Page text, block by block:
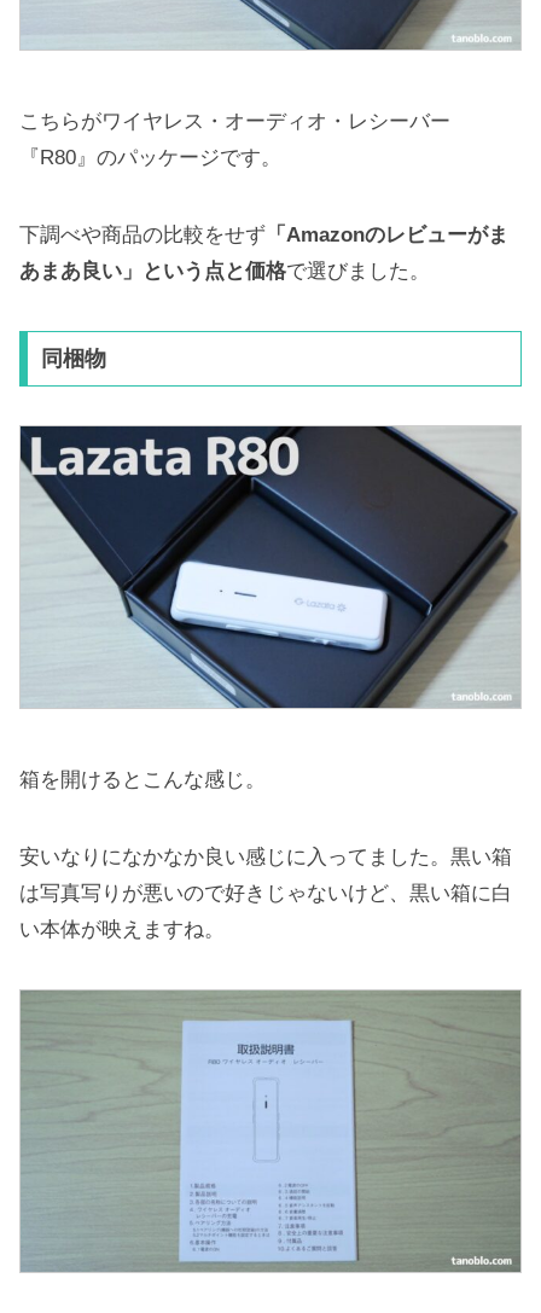
こちらがワイヤレス・オーディオ・レシーバー
『R80』のパッケージです。
下調べや商品の比較をせず 「Amazonのレビューがま
あまあ良い」という点と価格で選びました。
同梱物
箱を開けるとこんな感じ。
安いなりになかなか良い感じに入ってました。黒い箱
は写真写りが悪いので好きじゃないけど、黒い箱に白
い本体が映えますね。